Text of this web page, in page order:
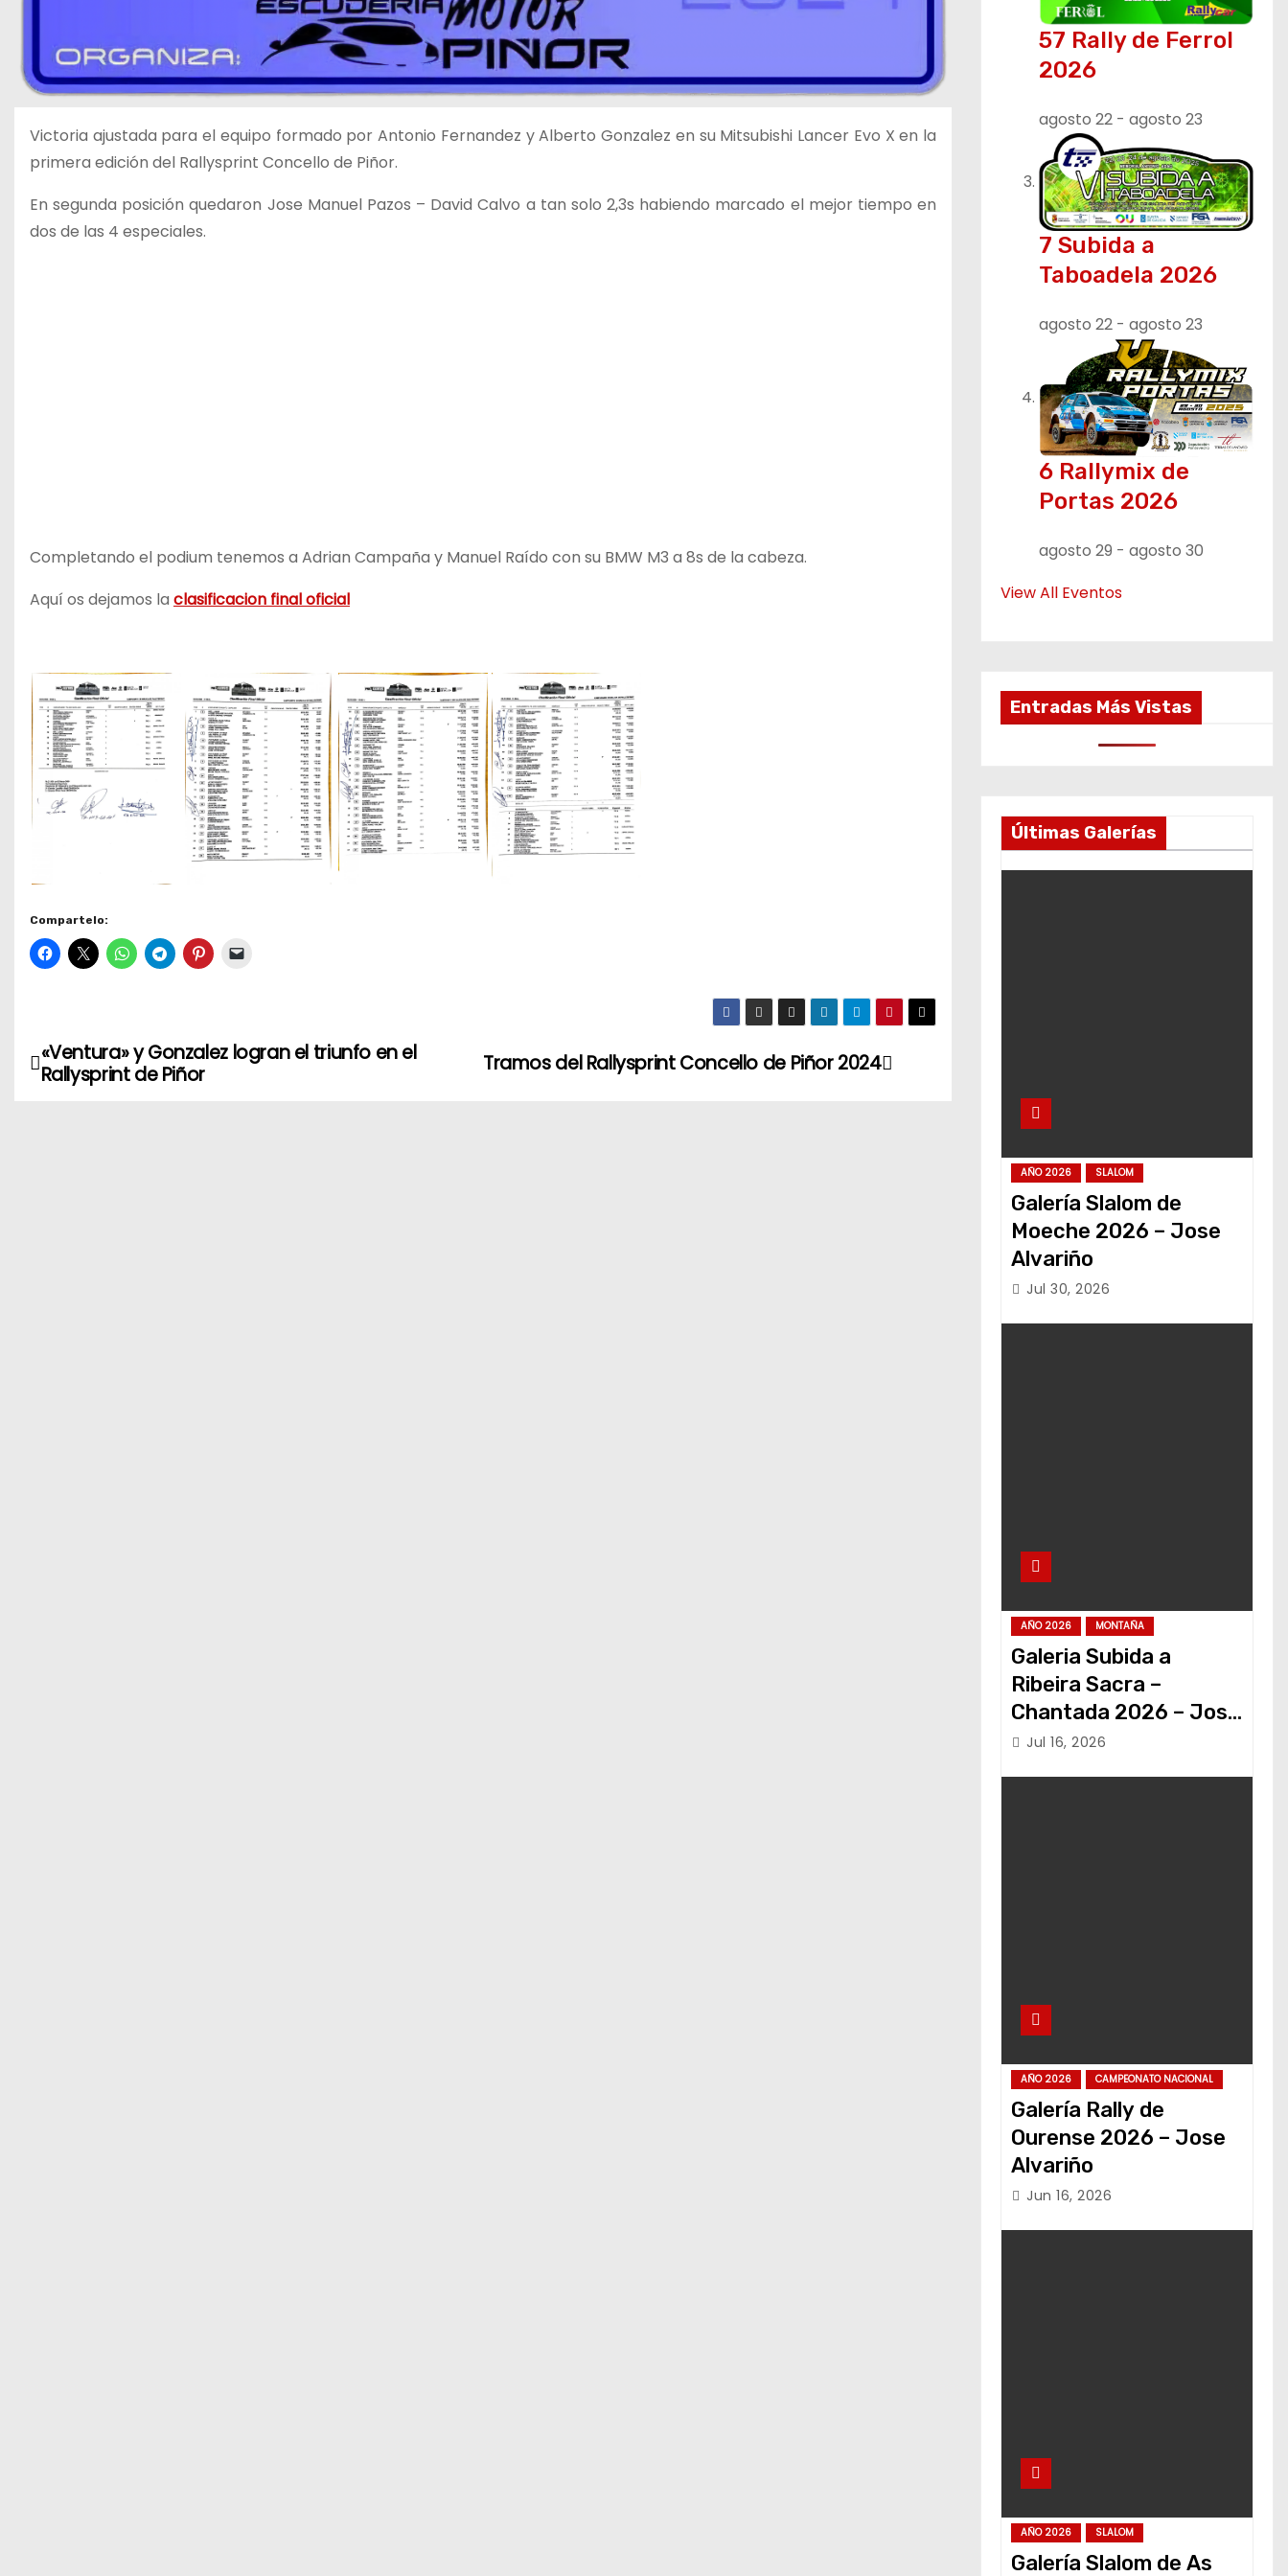
Victoria ajustada para el equipo formado por Antonio Fernandez y Alberto Gonzalez en su Mitsubishi Lancer Evo X en la
primera edición del Rallysprint Concello de Piñor.
En segunda posición quedaron Jose Manuel Pazos – David Calvo a tan solo 2,3s habiendo marcado el mejor tiempo en
dos de las 4 especiales.
Completando el podium tenemos a Adrian Campaña y Manuel Raído con su BMW M3 a 8s de la cabeza.
Aquí os dejamos la clasificacion final oficial
Compartelo:
N
Tramos del Rallysprint Concello de Piñor 2024
«Ventura» y Gonzalez logran el triunfo en el
Rallysprint de Piñor
57 Rally de Ferrol
2026
agosto 22 - agosto 23
7 Subida a
Taboadela 2026
agosto 22 - agosto 23
6 Rallymix de
Portas 2026
agosto 29 - agosto 30
View All Eventos
Entradas Más Vistas
Últimas Galerías
AÑO 2026 SLALOM
Galería Slalom de
Moeche 2026 – Jose
Alvariño
Jul 30, 2026
AÑO 2026 MONTAÑA
Galeria Subida a
Ribeira Sacra –
Chantada 2026 – Jose
Alvariño
Jul 16, 2026
AÑO 2026 CAMPEONATO NACIONAL
Galería Rally de
Ourense 2026 – Jose
Alvariño
Jun 16, 2026
AÑO 2026 SLALOM
Galería Slalom de As